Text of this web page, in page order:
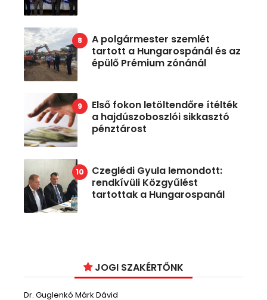
A polgármester szemlét
tartott a Hungarospánál és az
épülő Prémium zónánál
Első fokon letöltendőre ítélték
a hajdúszoboszlói sikkasztó
pénztárost
Czeglédi Gyula lemondott:
rendkívüli Közgyűlést
tartottak a Hungarospanál
JOGI SZAKÉRTŐNK
Dr. Guglenkó Márk Dávid